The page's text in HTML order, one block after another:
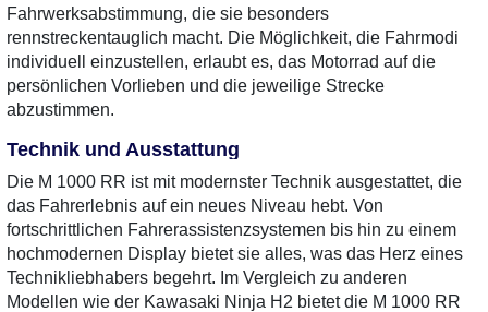
Fahrwerksabstimmung, die sie besonders
rennstreckentauglich macht. Die Möglichkeit, die Fahrmodi
individuell einzustellen, erlaubt es, das Motorrad auf die
persönlichen Vorlieben und die jeweilige Strecke
abzustimmen.
Technik und Ausstattung
Die M 1000 RR ist mit modernster Technik ausgestattet, die
das Fahrerlebnis auf ein neues Niveau hebt. Von
fortschrittlichen Fahrerassistenzsystemen bis hin zu einem
hochmodernen Display bietet sie alles, was das Herz eines
Technikliebhabers begehrt. Im Vergleich zu anderen
Modellen wie der Kawasaki Ninja H2 bietet die M 1000 RR